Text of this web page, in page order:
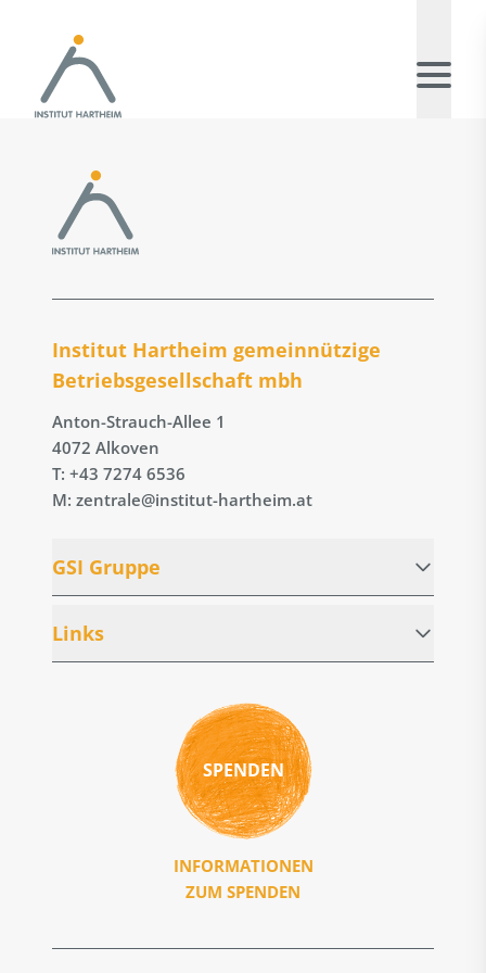
Institut Hartheim gemeinnützige
Betriebs­gesellschaft mbh
Anton-Strauch-Allee 1
4072 Alkoven
T: +43 7274 6536
M: zentrale@institut-hartheim.at
GSI Gruppe
Links
SPENDEN
INFORMATIONEN
ZUM SPENDEN